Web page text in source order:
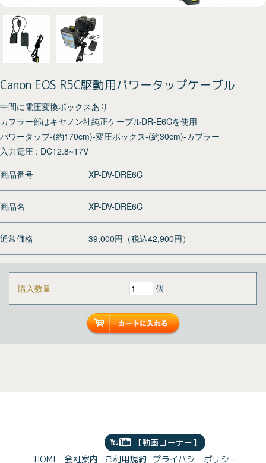
Canon EOS R5C駆動用パワータップケーブル
中間に電圧変換ボックスあり
カプラー部はキヤノン社純正ケーブルDR-E6Cを使用
パワータップ-(約170cm)-変圧ボックス-(約30cm)-カプラー
入力電圧 : DC12.8~17V
商品番号
XP-DV-DRE6C
商品名 XP-DV-DRE6C
通常価格 39,000円（税込42,900円）
購入数量 個
【動画コーナー】
HOME 会社案内 ご利用規約 プライバシーポリシー